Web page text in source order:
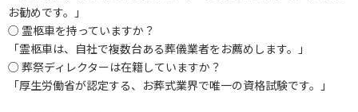
お勧めです。」
○ 霊柩車を持っていますか？
「霊柩車は、自社で複数台ある葬儀業者をお薦めします。」
○ 葬祭ディレクターは在籍していますか？
「厚生労働省が認定する、お葬式業界で唯一の資格試験です。」